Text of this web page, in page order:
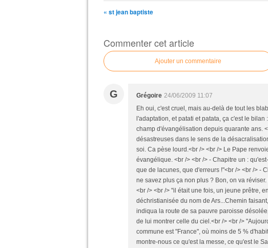
« st jean baptiste
Commenter cet article
Ajouter un commentaire
G Grégoire 24/06/2009 11:07
Eh oui, c'est cruel, mais au-delà de tout les
l'adaptation, et patati et patata, ça c'est le
champ d'évangélisation depuis quarante ans.
désastreuses dans le sens de la
soi. Ca pèse lourd.<br /> <br /> Le Pape
évangélique. <br /> <br /> - Chapitre un :
que de lacunes, que d'erreurs !"<br /> <br /> -
ne savez plus ça non plus ? Bon, on va
<br /> <br /> "il était une fois, un jeune prêtre,
déchristianisée du nom de Ars...Chemin
indiqua la route de sa pauvre paroisse
de lui montrer celle du ciel.<br /> <br />
commune est "France", où moins de 5 %
montre-nous ce qu'est la messe, ce qu'est le